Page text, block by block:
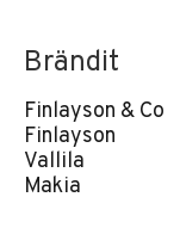
Brändit
Finlayson & Co
Finlayson
Vallila
Makia